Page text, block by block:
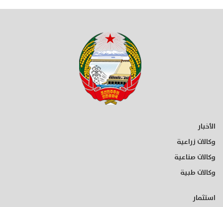
الأخبار
وكالات زراعية
وكالات صناعية
وكالات طبية
استثمار